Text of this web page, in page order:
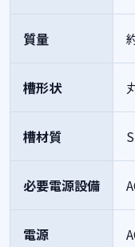
質量
槽形状
槽材質
必要電源設備
電源